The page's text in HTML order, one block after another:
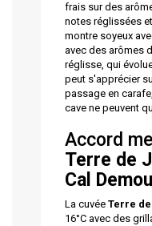
frais sur des
notes réglissées
montre soyeux
avec des arômes
réglisse, qui
peut s'apprécier
passage en
cave ne peuvent
Accord
Terre de
Cal
La cuvée Terre
16°C avec des